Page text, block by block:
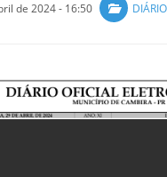
de 2024 - 16:50